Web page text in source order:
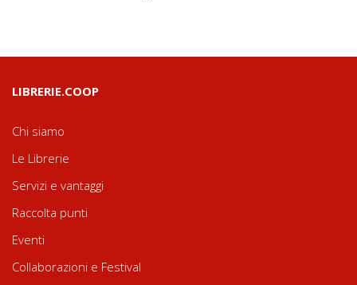
LIBRERIE.COOP
Chi siamo
Le Librerie
Servizi e vantaggi
Raccolta punti
Eventi
Collaborazioni e Festival